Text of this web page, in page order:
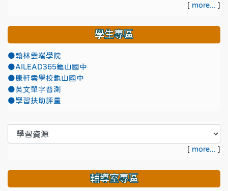
[ more... ]
學生專區
●翰林雲端學院
●AILEAD365龜山國中
●康軒雲學校龜山國中
●英文單字普測
●學習扶助評量
[ more... ]
輔導室專區